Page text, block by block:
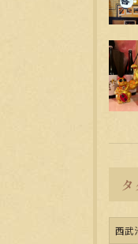
西武